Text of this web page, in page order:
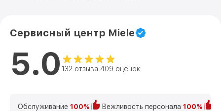
Сервисный центр Miele
5.0 132 отзыва 409 оценок
Обслуживание 100% Вежливость персонала 100%